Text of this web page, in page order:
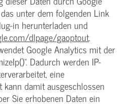
unter dem folgenden Link
in herunterladen und
dlpage/gaoptout.
Google Analytics mit der
Dadurch werden IP-
eine
kann damit ausgeschlossen
Sie erhobenen Daten ein